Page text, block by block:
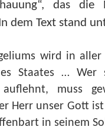
das
dem Text stand
wird in
Staates … Wer
auflehnt, muss
Herr unser Gott
in seinem